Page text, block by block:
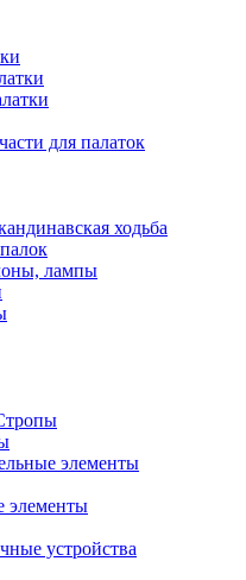
для палаток
ходьба
лампы
элементы
элементы
устройства